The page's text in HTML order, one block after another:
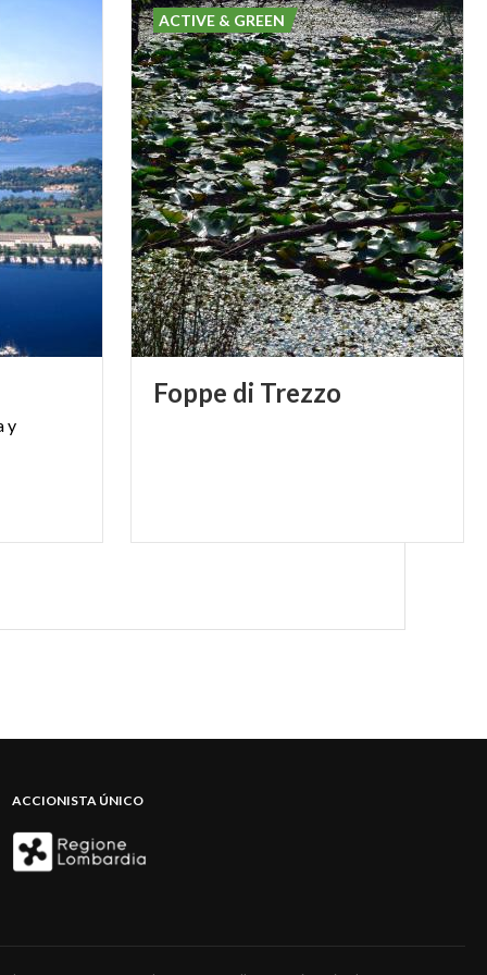
y
Foppe di Trezzo
ACTIVE & GREEN
ACCIONISTA ÚNICO